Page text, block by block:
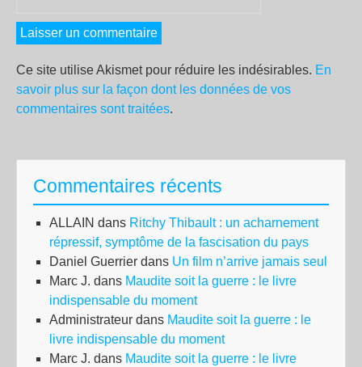
Ce site utilise Akismet pour réduire les indésirables. En
savoir plus sur la façon dont les données de vos
commentaires sont traitées.
Commentaires récents
ALLAIN dans Ritchy Thibault : un acharnement
répressif, symptôme de la fascisation du pays
Daniel Guerrier dans Un film n’arrive jamais seul
Marc J. dans Maudite soit la guerre : le livre
indispensable du moment
Administrateur dans Maudite soit la guerre : le
livre indispensable du moment
Marc J. dans Maudite soit la guerre : le livre